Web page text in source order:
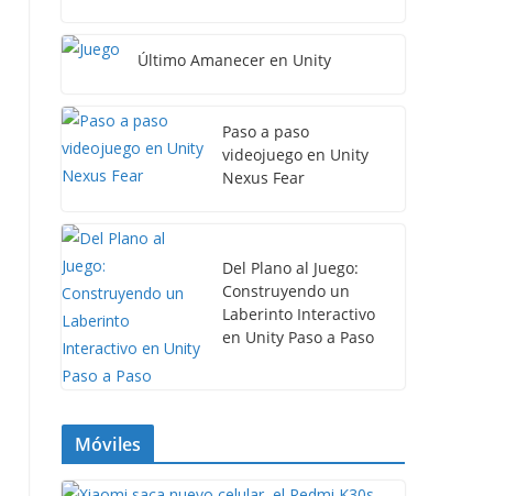
Último Amanecer en Unity
Paso a paso
videojuego en Unity
Nexus Fear
Del Plano al Juego:
Construyendo un
Laberinto Interactivo
en Unity Paso a Paso
Móviles